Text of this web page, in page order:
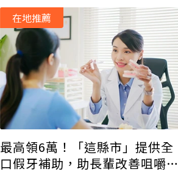
最高領6萬！「這縣市」提供全
口假牙補助，助長輩改善咀嚼功
在地推薦